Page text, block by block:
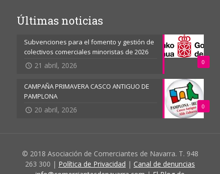
Últimas noticias
0
Subvenciones para el fomento y gestión de
colectivos comerciales minoristas de 2026
21 abril, 2026
0
CAMPAÑA PRIMAVERA CASCO ANTIGUO DE
PAMPLONA
20 abril, 2026
© 2018 Asociación de Comerciantes de Navarra. T. 948
263 300 | Política de Privacidad | Canal de denuncias